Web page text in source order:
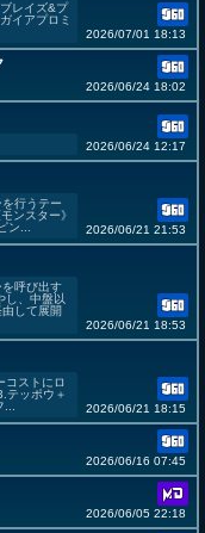
レイズ&プ
イアプロミ
2026/07/01 18:13
2026/06/24 18:02
2026/06/24 12:17
行うテー
ンスター》
ン...
2026/06/21 21:53
呼び出す
し、中盤以
して展開
2026/06/21 18:53
ストにロ
テッポウ＋
...
2026/06/21 18:15
2026/06/16 07:45
2026/06/05 22:18